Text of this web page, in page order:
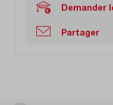
Demander
Partager